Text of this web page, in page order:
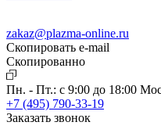
zakaz@plazma-online.ru
Скопировать e-mail
Cкопированно
Пн. - Пт.: с 9:00 до 18:00
+7 (495) 790-33-19
Заказать звонок